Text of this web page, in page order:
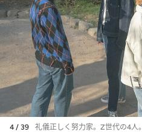
4 / 39 礼儀正しく努力家。Z世代の4人。